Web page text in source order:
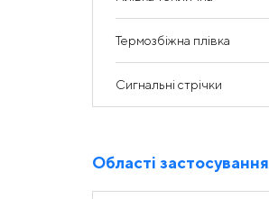
Термозбіжна плівка
Сигнальні стрічки
Області застосування